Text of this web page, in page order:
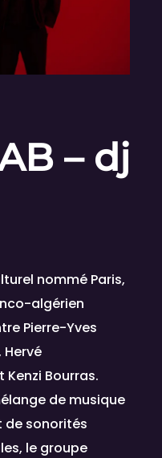
– dj
nommé Paris,
algérien
Pierre-Yves
Bourras.
de musique
de sonorités
le groupe